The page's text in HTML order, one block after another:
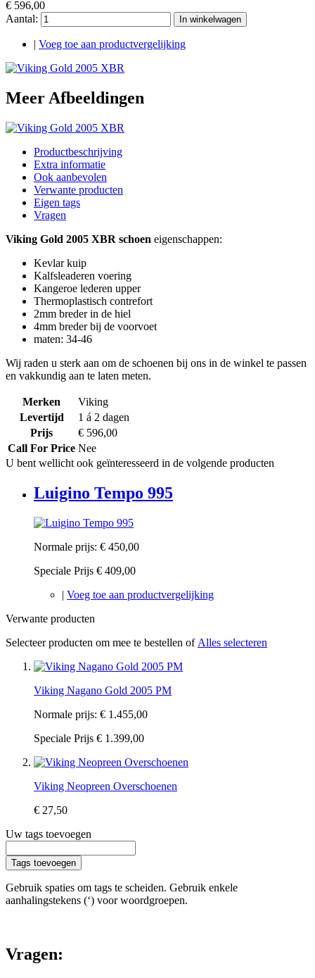
€ 596,00
Aantal:
In winkelwagen
Voeg toe aan productvergelijking
Meer Afbeeldingen
Productbeschrijving
Extra informatie
Ook aanbevolen
Verwante producten
Eigen tags
Vragen
Viking Gold 2005 XBR schoen eigenschappen:
Kevlar kuip
Kalfsleaderen voering
Kangeroe lederen upper
Thermoplastisch contrefort
2mm breder in de hiel
4mm breder bij de voorvoet
maten: 34-46
Wij raden u sterk aan om de schoenen bij ons in de winkel te passen
en vakkundig aan te laten meten.
Merken
Viking
Levertijd
1 á 2 dagen
Prijs
€ 596,00
Call For Price Nee
U bent wellicht ook geïnteresseerd in de volgende producten
Luigino Tempo 995
Normale prijs: € 450,00
Speciale Prijs € 409,00
| Voeg toe aan productvergelijking
Verwante producten
Selecteer producten om mee te bestellen of Alles selecteren
Viking Nagano Gold 2005 PM
Normale prijs: € 1.455,00
Speciale Prijs € 1.399,00
Viking Neopreen Overschoenen
€ 27,50
Uw tags toevoegen
Tags toevoegen
Gebruik spaties om tags te scheiden. Gebruik enkele
aanhalingstekens (‘) voor woordgroepen.
Vragen: